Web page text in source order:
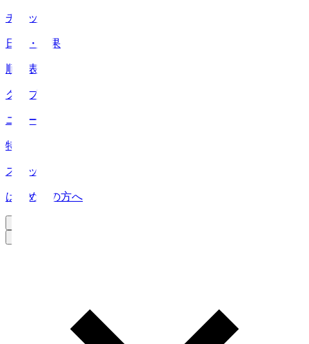
チケット
日程・結果
順位表
クラブ
ニュース
特集
スタッツ
はじめての方へ